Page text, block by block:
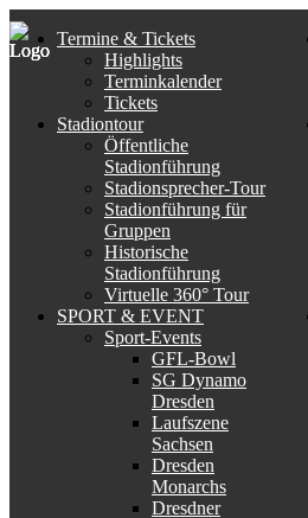
Termine & Tickets
Highlights
Terminkalender
Tickets
Stadiontour
Öffentliche
Stadionführung
Stadionsprecher-Tour
Stadionführung für
Gruppen
Historische
Stadionführung
Virtuelle 360° Tour
SPORT & EVENT
Sport-Events
GFL-Bowl
SG Dynamo
Dresden
Laufszene
Sachsen
Dresden
Monarchs
Dresdner